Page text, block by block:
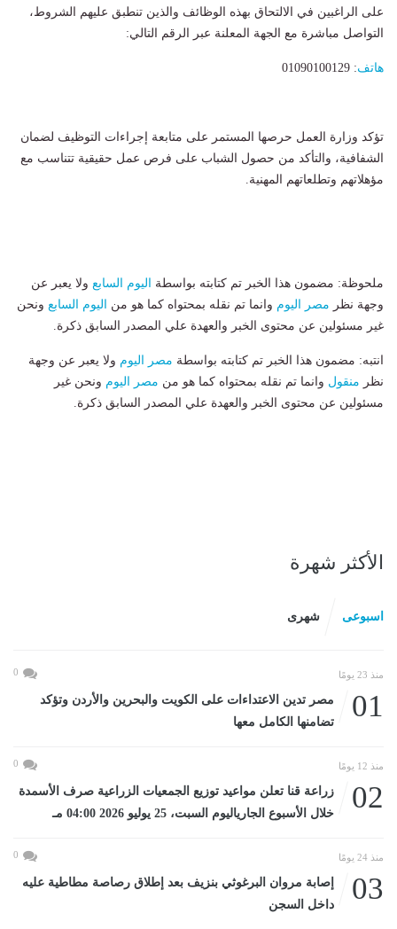
على الراغبين في الالتحاق بهذه الوظائف والذين تنطبق عليهم الشروط،
التواصل مباشرة مع الجهة المعلنة عبر الرقم التالي:
هاتف: 01090100129
تؤكد وزارة العمل حرصها المستمر على متابعة إجراءات التوظيف لضمان
الشفافية، والتأكد من حصول الشباب على فرص عمل حقيقية تتناسب مع
مؤهلاتهم وتطلعاتهم المهنية.
ملحوظة: مضمون هذا الخبر تم كتابته بواسطة اليوم السابع ولا يعبر عن
وجهة نظر مصر اليوم وانما تم نقله بمحتواه كما هو من اليوم السابع ونحن
غير مسئولين عن محتوى الخبر والعهدة علي المصدر السابق ذكرة.
انتبه: مضمون هذا الخبر تم كتابته بواسطة مصر اليوم ولا يعبر عن وجهة
نظر منقول وانما تم نقله بمحتواه كما هو من مصر اليوم ونحن غير
مسئولين عن محتوى الخبر والعهدة علي المصدر السابق ذكرة.
الأكثر شهرة
اسبوعى شهرى
منذ 23 يومًا 0
01
مصر تدين الاعتداءات على الكويت والبحرين والأردن وتؤكد
تضامنها الكامل معها
منذ 12 يومًا 0
02
زراعة قنا تعلن مواعيد توزيع الجمعيات الزراعية صرف الأسمدة
خلال الأسبوع الجارياليوم السبت، 25 يوليو 2026 04:00 مـ
منذ 24 يومًا 0
03
إصابة مروان البرغوثي بنزيف بعد إطلاق رصاصة مطاطية عليه
داخل السجن